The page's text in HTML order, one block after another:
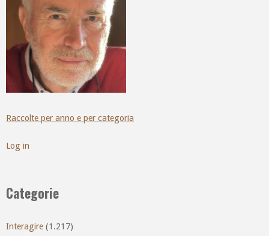
Raccolte per anno e per categoria
Log in
Categorie
Interagire (1.217)